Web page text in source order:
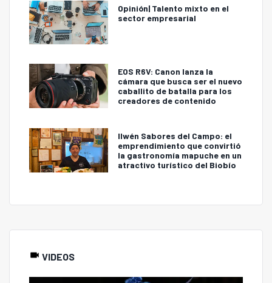
Opinión| Talento mixto en el
sector empresarial
EOS R6V: Canon lanza la
cámara que busca ser el nuevo
caballito de batalla para los
creadores de contenido
Ilwén Sabores del Campo: el
emprendimiento que convirtió
la gastronomía mapuche en un
atractivo turístico del Biobío
VIDEOS